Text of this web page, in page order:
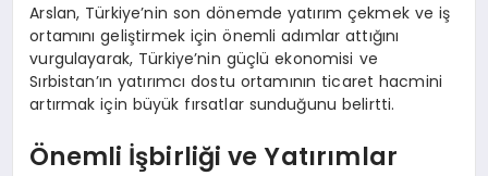
Arslan, Türkiye’nin son dönemde yatırım çekmek ve iş
ortamını geliştirmek için önemli adımlar attığını
vurgulayarak, Türkiye’nin güçlü ekonomisi ve
Sırbistan’ın yatırımcı dostu ortamının ticaret hacmini
artırmak için büyük fırsatlar sunduğunu belirtti.
Önemli İşbirliği ve Yatırımlar